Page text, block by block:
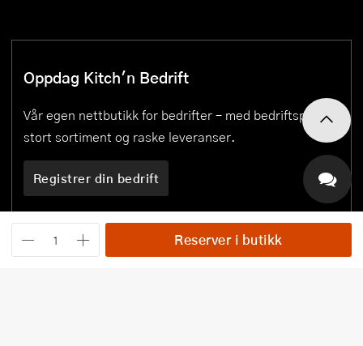
Reserver i butikk
Oppdag Kitch'n Bedrift
Vår egen nettbutikk for bedrifter – med bedriftspriser,
stort sortiment og raske leveranser.
Registrer din bedrift